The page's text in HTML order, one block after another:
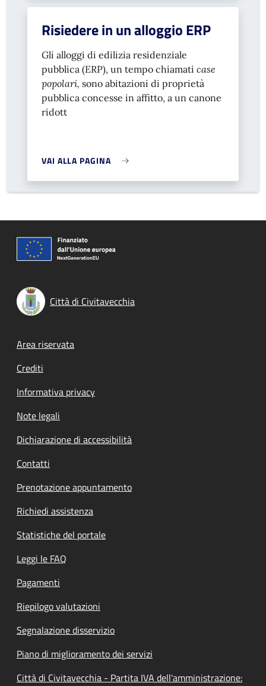
Risiedere in un alloggio ERP
Gli alloggi di edilizia residenziale
pubblica (ERP), un tempo chiamati case
popolari, sono abitazioni di proprietà
pubblica concesse in affitto, a un canone
ridott
VAI ALLA PAGINA
Città di Civitavecchia
Footer menu
Area riservata
Crediti
Informativa privacy
Note legali
Dichiarazione di accessibilità
Contatti
Prenotazione appuntamento
Richiedi assistenza
Statistiche del portale
Leggi le FAQ
Pagamenti
Riepilogo valutazioni
Segnalazione disservizio
Piano di miglioramento dei servizi
Città di Civitavecchia - Partita IVA dell'amministrazione: